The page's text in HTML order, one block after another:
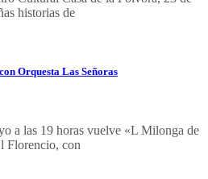
historias de
Orquesta Las Señoras
a las 19 horas vuelve «L Milonga de
Florencio, con